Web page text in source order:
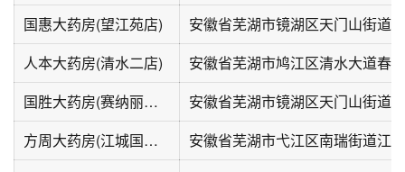
国惠大药房(望江苑店)
人本大药房(清水二店)
安徽省芜湖市鸠江区清水大道春
国胜大药房(赛纳丽城店)
方周大药房(江城国际瑞华苑店)